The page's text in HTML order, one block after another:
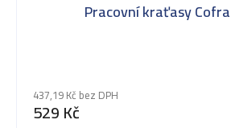
Pracovní kraťasy Cofra
437,19 Kč bez DPH
529 Kč